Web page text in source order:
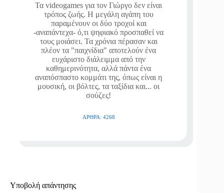
Τα videogames για τον Γιώργο δεν είναι
τρόπος ζωής. Η μεγάλη αγάπη του
παραμένουν οι δύο τροχοί και
-αναπάντεχα- ό,τι ψηφιακό προσπαθεί να
τους μοιάσει. Τα χρόνια πέρασαν και
πλέον τα "παιχνίδια" αποτελούν ένα
ευχάριστο διάλειμμα από την
καθημερινότητα, αλλά πάντα ένα
αναπόσπαστο κομμάτι της, όπως είναι η
μουσική, οι βόλτες, τα ταξίδια και... οι
σούζες!
ΆΡΘΡΑ: 4268
Υποβολή απάντησης